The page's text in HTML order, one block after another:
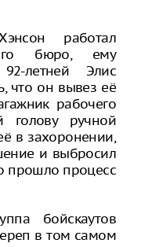
работал
бюро, ему
летней Элис
что он вывез её
рабочего
голову ручной
в захоронении,
и выбросил
прошло процесс
бойскаутов
в том самом